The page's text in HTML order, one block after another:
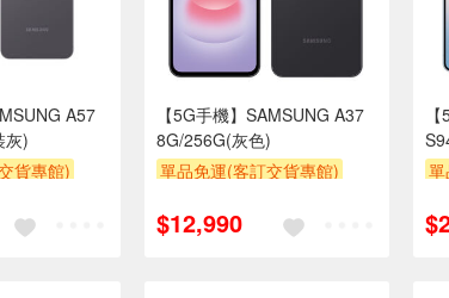
A57
灰)
貨專館)
【5G手機】SAMSUNG A37
8G/256G(灰色)
單品免運(客訂交貨專館)
$12,990